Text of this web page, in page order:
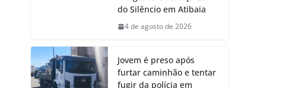
do Silêncio em Atibaia
4 de agosto de 2026
Jovem é preso após
furtar caminhão e tentar
fugir da polícia em